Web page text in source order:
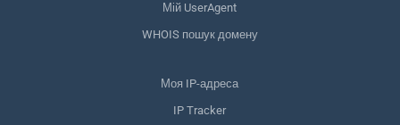
Мій UserAgent
WHOIS пошук домену
Моя IP-адреса
IP Tracker